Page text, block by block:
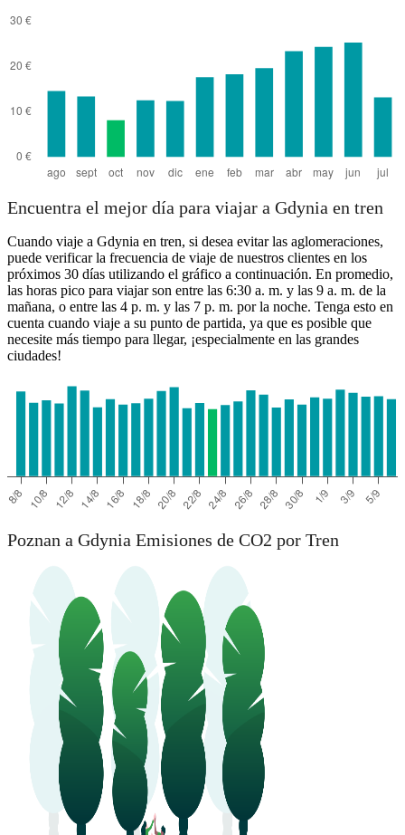
Encuentra el mejor día para viajar a Gdynia en tren
Cuando viaje a Gdynia en tren, si desea evitar las aglomeraciones,
puede verificar la frecuencia de viaje de nuestros clientes en los
próximos 30 días utilizando el gráfico a continuación. En promedio,
las horas pico para viajar son entre las 6:30 a. m. y las 9 a. m. de la
mañana, o entre las 4 p. m. y las 7 p. m. por la noche. Tenga esto en
cuenta cuando viaje a su punto de partida, ya que es posible que
necesite más tiempo para llegar, ¡especialmente en las grandes
ciudades!
Poznan a Gdynia Emisiones de CO2 por Tren